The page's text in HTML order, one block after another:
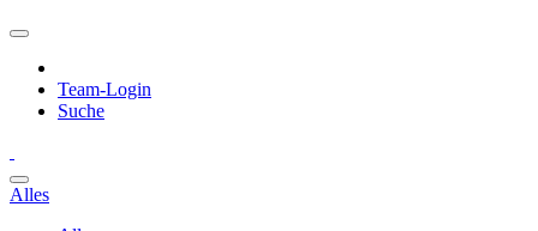
Team-Login
Suche
Alles